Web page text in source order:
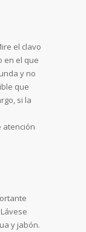
el clavo
en el que
y no
que
si la
atención
y jabón.